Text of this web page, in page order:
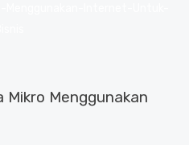
Mikro Menggunakan